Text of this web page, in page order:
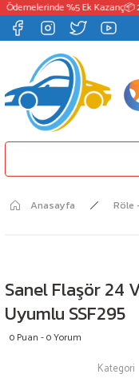
%5 Ek Kazanç📦
Anasayfa Röle
Sanel Flaşör 24
Uyumlu SSF295
0 Puan - 0 Yorum
Kategori